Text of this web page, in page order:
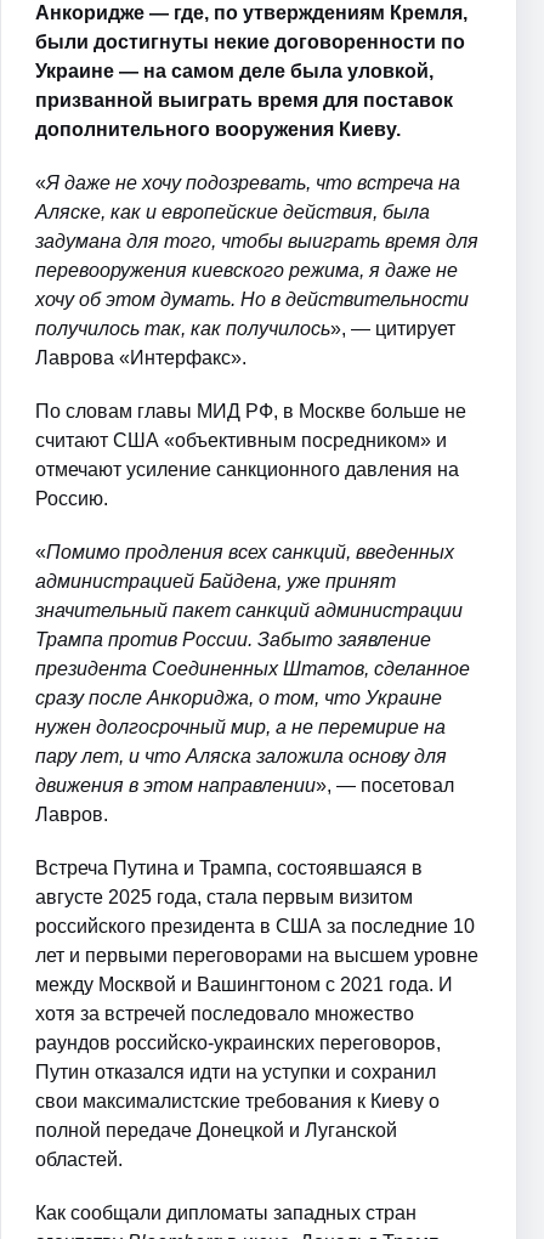
Анкоридже — где, по утверждениям Кремля,
были достигнуты некие договоренности по
Украине — на самом деле была уловкой,
призванной выиграть время для поставок
дополнительного вооружения Киеву.
«Я даже не хочу подозревать, что встреча на
Аляске, как и европейские действия, была
задумана для того, чтобы выиграть время для
перевооружения киевского режима, я даже не
хочу об этом думать. Но в действительности
получилось так, как получилось», — цитирует
Лаврова «Интерфакс».
По словам главы МИД РФ, в Москве больше не
считают США «объективным посредником» и
отмечают усиление санкционного давления на
Россию.
«Помимо продления всех санкций, введенных
администрацией Байдена, уже принят
значительный пакет санкций администрации
Трампа против России. Забыто заявление
президента Соединенных Штатов, сделанное
сразу после Анкориджа, о том, что Украине
нужен долгосрочный мир, а не перемирие на
пару лет, и что Аляска заложила основу для
движения в этом направлении», — посетовал
Лавров.
Встреча Путина и Трампа, состоявшаяся в
августе 2025 года, стала первым визитом
российского президента в США за последние 10
лет и первыми переговорами на высшем уровне
между Москвой и Вашингтоном с 2021 года. И
хотя за встречей последовало множество
раундов российско-украинских переговоров,
Путин отказался идти на уступки и сохранил
свои максималистские требования к Киеву о
полной передаче Донецкой и Луганской
областей.
Как сообщали дипломаты западных стран